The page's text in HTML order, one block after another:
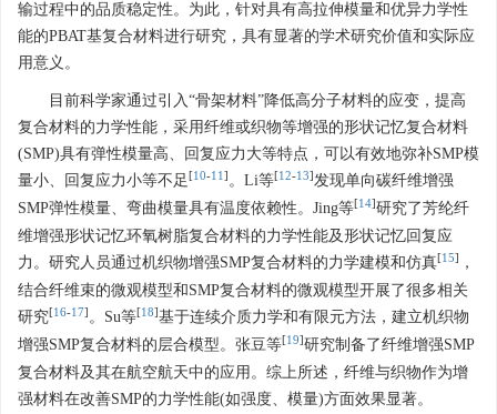
输过程中的品质稳定性。为此，针对具有高拉伸模量和优异力学性
能的PBAT基复合材料进行研究，具有显著的学术研究价值和实际应
用意义。
目前科学家通过引入“骨架材料”降低高分子材料的应变，提高
复合材料的力学性能，采用纤维或织物等增强的形状记忆复合材料
(SMP)具有弹性模量高、回复应力大等特点，可以有效地弥补SMP模
量小、回复应力小等不足 [10-11 ] 。Li等[12-13]发现单向碳纤维增强
SMP弹性模量、弯曲模量具有温度依赖性。Jing等[14]研究了芳纶纤
维增强形状记忆环氧树脂复合材料的力学性能及形状记忆回复应
力。研究人员通过机织物增强SMP复合材料的力学建模和仿真[15]
，
结合纤维束的微观模型和SMP复合材料的微观模型开展了很多相关
研究[16-17] 。Su等[18]基于连续介质力学和有限元方法，建立机织物
增强SMP复合材料的层合模型。张豆等[19]研究制备了纤维增强SMP
复合材料及其在航空航天中的应用。综上所述，纤维与织物作为增
强材料在改善SMP的力学性能(如强度、模量)方面效果显著。